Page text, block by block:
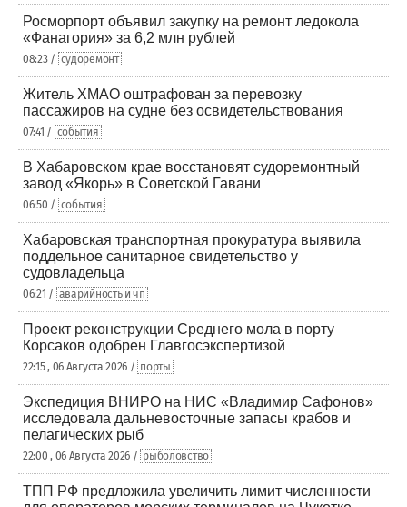
Росморпорт объявил закупку на ремонт ледокола
«Фанагория» за 6,2 млн рублей
08:23 / судоремонт
Житель ХМАО оштрафован за перевозку
пассажиров на судне без освидетельствования
07:41 / события
В Хабаровском крае восстановят судоремонтный
завод «Якорь» в Советской Гавани
06:50 / события
Хабаровская транспортная прокуратура выявила
поддельное санитарное свидетельство у
судовладельца
06:21 / аварийность и чп
Проект реконструкции Среднего мола в порту
Корсаков одобрен Главгосэкспертизой
22:15 , 06 Августа 2026 / порты
Экспедиция ВНИРО на НИС «Владимир Сафонов»
исследовала дальневосточные запасы крабов и
пелагических рыб
22:00 , 06 Августа 2026 / рыболовство
ТПП РФ предложила увеличить лимит численности